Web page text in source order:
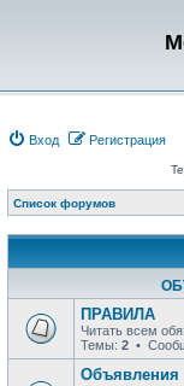
Вход Регистрация
Список форумов
ПРАВИЛА
Читать всем
Темы: 2 •
Объявления